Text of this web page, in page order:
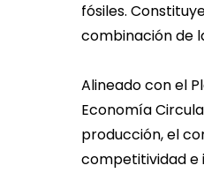
fósiles.
combinación de
Alineado con el
Economía
producción, el
competitividad e